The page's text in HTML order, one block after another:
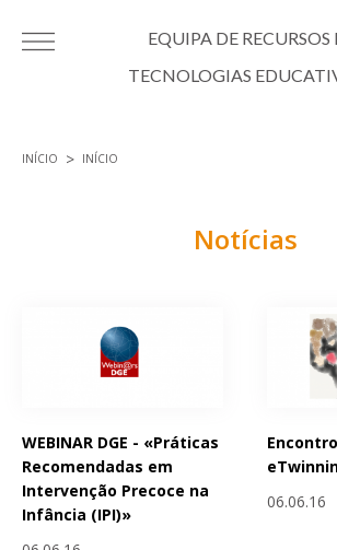
EQUIPA DE RECURSOS
TECNOLOGIAS
INÍCIO INÍCIO
Notícias
WEBINAR DGE - «Práticas
Recomendadas em
Intervenção Precoce na
Infância (IPI)»
06.06.16
Páginas